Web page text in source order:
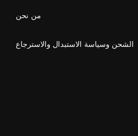
من نحن
الشحن وسياسة الاستبدال والاسترجاع